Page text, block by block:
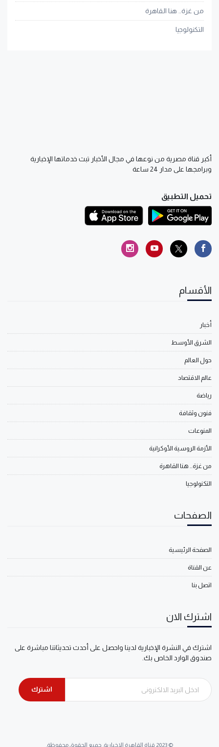
من غزة.. هنا القاهرة
التكنولوجيا
أكبر قناة مصرية من نوعها في مجال الأخبار تبث خدماتها الإخبارية
وبرامجها على مدار 24 ساعة
تحميل التطبيق
الأقسام
أخبار
الشرق الأوسط
حول العالم
عالم الاقتصاد
رياضة
فنون وثقافة
المنوعات
الأزمة الروسية الأوكرانية
من غزة.. هنا القاهرة
التكنولوجيا
الصفحات
الصفحة الرئيسية
عن القناة
اتصل بنا
اشترك الان
اشترك في النشرة الإخبارية لدينا واحصل على أحدث تحديثاتنا مباشرة على
صندوق الوارد الخاص بك.
اشترك
© 2023 قناة القاهرة الإخبارية. جميع الحقوق محفوظة.